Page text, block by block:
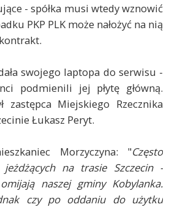
- spółka musi wtedy wznowić
PKP PLK może nałożyć na nią
swojego laptopa do serwisu -
podmienili jej płytę główną.
zastępca Miejskiego Rzecznika
Łukasz Peryt.
Morzyczyna: "Często
na trasie Szczecin -
naszej gminy Kobylanka.
czy po oddaniu do użytku